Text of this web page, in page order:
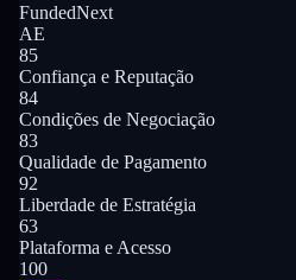
FundedNext
AE
85
Confiança e Reputação
84
Condições de Negociação
83
Qualidade de Pagamento
92
Liberdade de Estratégia
63
Plataforma e Acesso
100